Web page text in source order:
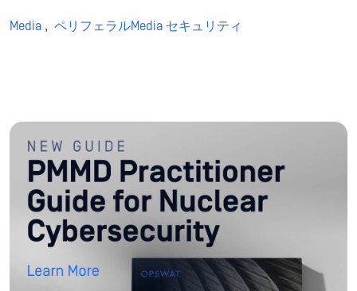
Media , ペリフェラルMedia セキュリティ